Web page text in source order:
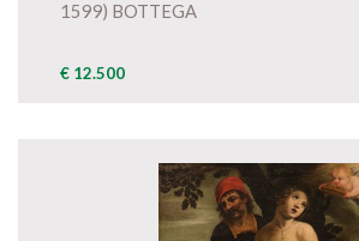
1599) BOTTEGA
€ 12.500